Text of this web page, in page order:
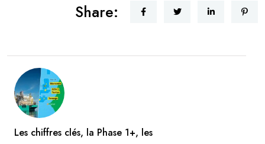
Share:
Les chiffres clés, la Phase 1+, les